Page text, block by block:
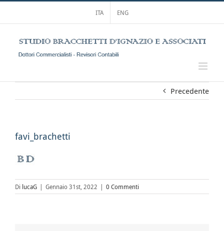
contenuto
ITA ENG
Precedente
favi_brachetti
Di lucaG | Gennaio 31st, 2022 | 0 Commenti